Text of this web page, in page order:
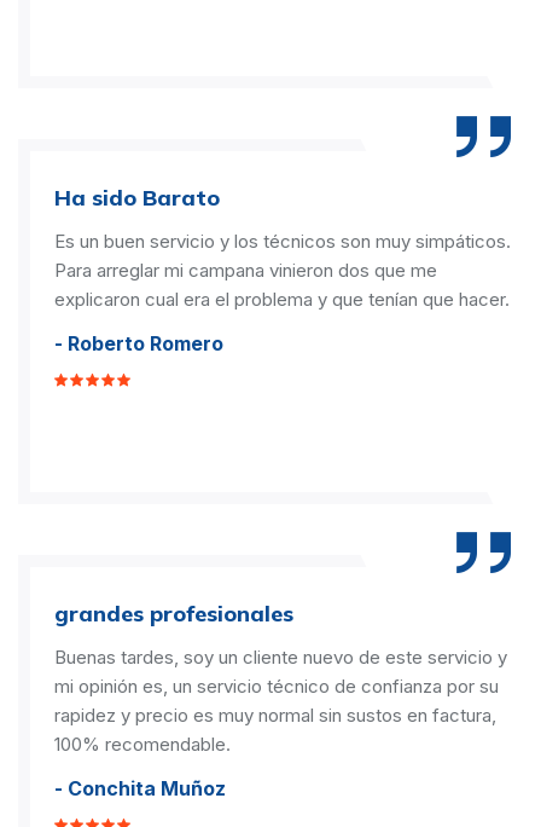
Ha sido Barato
Es un buen servicio y los técnicos son muy simpáticos.
Para arreglar mi campana vinieron dos que me
explicaron cual era el problema y que tenían que hacer.
- Roberto Romero
grandes profesionales
Buenas tardes, soy un cliente nuevo de este servicio y
mi opinión es, un servicio técnico de confianza por su
rapidez y precio es muy normal sin sustos en factura,
100% recomendable.
- Conchita Muñoz